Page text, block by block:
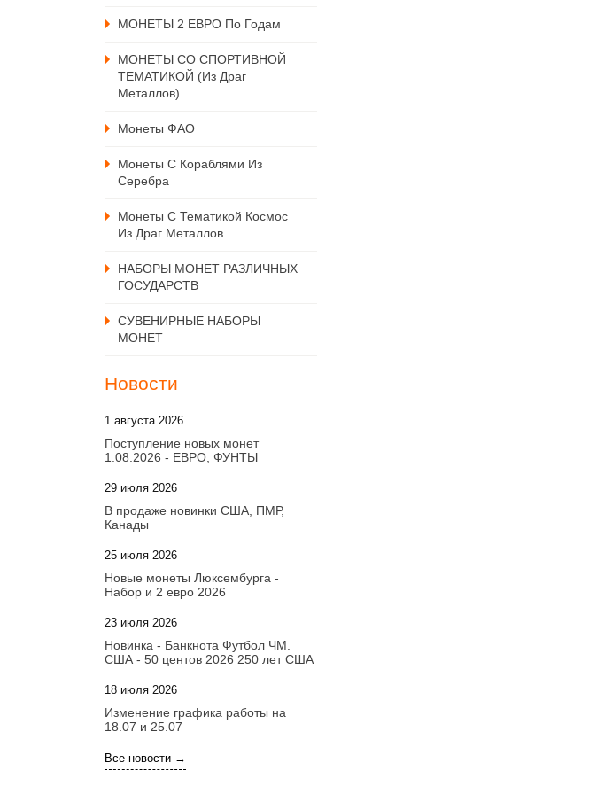
МОНЕТЫ 2 ЕВРО По Годам
МОНЕТЫ СО СПОРТИВНОЙ
ТЕМАТИКОЙ (из Драг
Металлов)
Монеты ФАО
Монеты С Кораблями Из
Серебра
Монеты С Тематикой Космос
Из Драг Металлов
НАБОРЫ МОНЕТ РАЗЛИЧНЫХ
ГОСУДАРСТВ
СУВЕНИРНЫЕ НАБОРЫ
МОНЕТ
Новости
1 августа 2026
Поступление новых монет
1.08.2026 - ЕВРО, ФУНТЫ
29 июля 2026
В продаже новинки США, ПМР,
Канады
25 июля 2026
Новые монеты Люксембурга -
Набор и 2 евро 2026
23 июля 2026
Новинка - Банкнота Футбол ЧМ.
США - 50 центов 2026 250 лет США
18 июля 2026
Изменение графика работы на
18.07 и 25.07
Все новости →